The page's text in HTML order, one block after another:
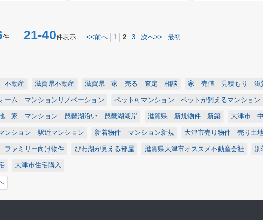
件 21-40件表示 <<前へ 1 2 3 次へ>> 最初
動産
滋賀県不動産 滋賀県 家 売る 査定 相談 家 売値 見積もり 滋
ーム マンションリノベーション ペット可マンション ペットが飼えるマンション
家 マンション 琵琶湖沿い 琵琶湖湖岸 滋賀県 新規物件 新築 大津市
ンション 駅近マンション 新着物件 マンション新規 大津市売り物件 売り
ァミリー向け物件 びわ湖が見える部屋 滋賀県大津市オススメ不動産会社
大津市住宅購入